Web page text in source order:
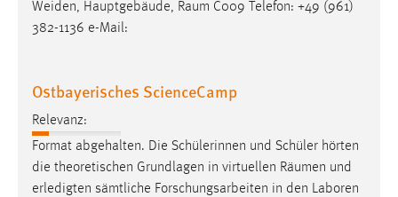
Weiden, Hauptgebäude, Raum C009 Telefon: +49 (961)
382-1136 e-Mail:
Ostbayerisches ScienceCamp
Relevanz:
Format abgehalten. Die Schülerinnen und Schüler hörten
die theoretischen Grundlagen in virtuellen Räumen und
erledigten sämtliche Forschungsarbeiten in den Laboren